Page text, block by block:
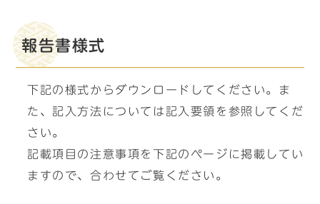
報告書様式
下記の様式からダウンロードしてください。ま
た、記入方法については記入要領を参照してくだ
さい。
記載項目の注意事項を下記のページに掲載してい
ますので、合わせてご覧ください。